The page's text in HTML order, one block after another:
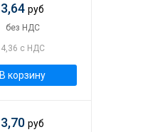
3,64руб
без НДС
4,36 с НДС
В корзину
3,70руб